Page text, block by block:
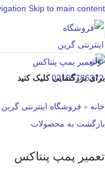
Skip to main content
برای بزرگنمایی کلیک کنید
خانه » فروشگاه اینترنتی گرین
بازگشت به محصولات
تعمیر پمپ پنتاکس